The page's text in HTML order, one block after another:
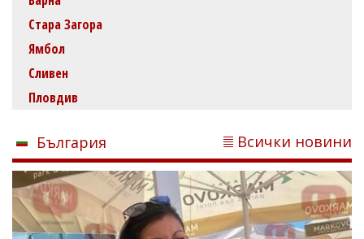
Стара Загора
Ямбол
Сливен
Пловдив
България Всички новини